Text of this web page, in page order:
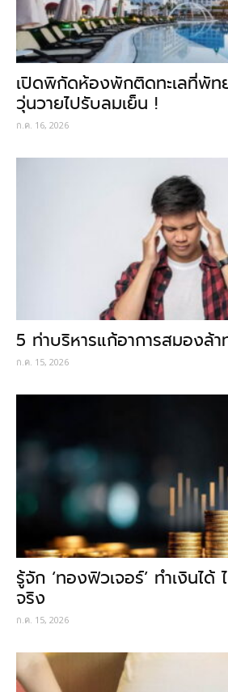
เปิดพิกัดห้องพักติดทะเลที่พัท
วุ่นวายไปรับลมเย็น !
ก.ค. 16, 2026
5 ท่าบริหารแก้อาการสมองล้า
ก.ค. 15, 2026
รู้จัก ‘ทองฟิวเจอร์’ ทำเงินไ
จริง
ก.ค. 15, 2026